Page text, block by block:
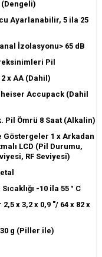
(Dengeli)
Ayarlanabilir, 5 ila 25
İzolasyonu> 65 dB
Pil
x AA (Dahil)
Accupack (Dahil
Pil Ömrü 8 Saat (Alkalin)
Göstergeler 1 x Arkadan
LCD (Pil Durumu,
RF Seviyesi)
-10 ila 55 ° C
x 3,2 x 0,9 "/ 64 x 82 x
g (Piller ile)